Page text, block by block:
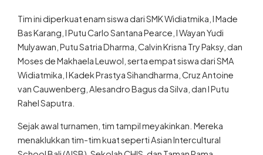
Tim ini diperkuat enam siswa dari SMK Widiatmika, I Made
Bas Karang, I Putu Carlo Santana Pearce, I Wayan Yudi
Mulyawan, Putu Satria Dharma, Calvin Krisna Try Paksy, dan
Moses de Makhaela Leuwol, serta empat siswa dari SMA
Widiatmika, I Kadek Prastya Sihandharma, Cruz Antoine
van Cauwenberg, Alesandro Bagus da Silva, dan I Putu
Rahel Saputra.
Sejak awal turnamen, tim tampil meyakinkan. Mereka
menaklukkan tim-tim kuat seperti Asian Intercultural